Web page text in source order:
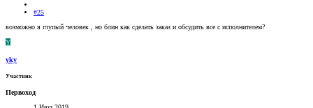
#25
возможно я глупый человек , но блин как сделать заказ и обсудить все с исполнителем?
Y
yky
Участник
Первоход